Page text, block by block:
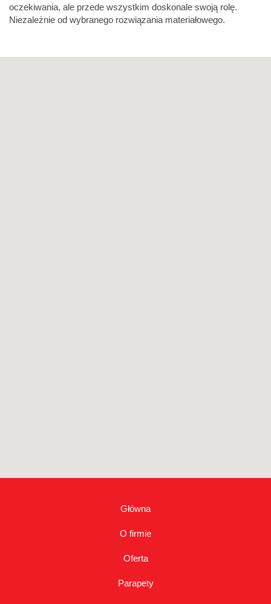
oczekiwania, ale przede wszystkim doskonale swoją rolę.
Niezależnie od wybranego rozwiązania materiałowego.
Główna
O firmie
Oferta
Parapety